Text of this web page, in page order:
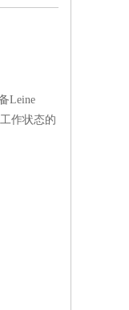
Leine
作状态的